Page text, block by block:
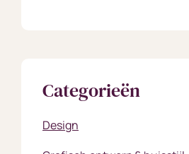
Categorieën
Design